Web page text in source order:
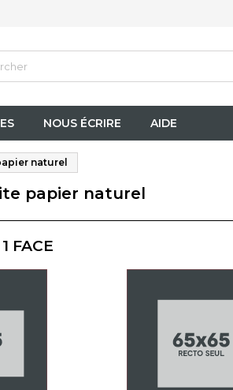
NOUS ÉCRIRE AIDE
naturel
papier naturel
FACE